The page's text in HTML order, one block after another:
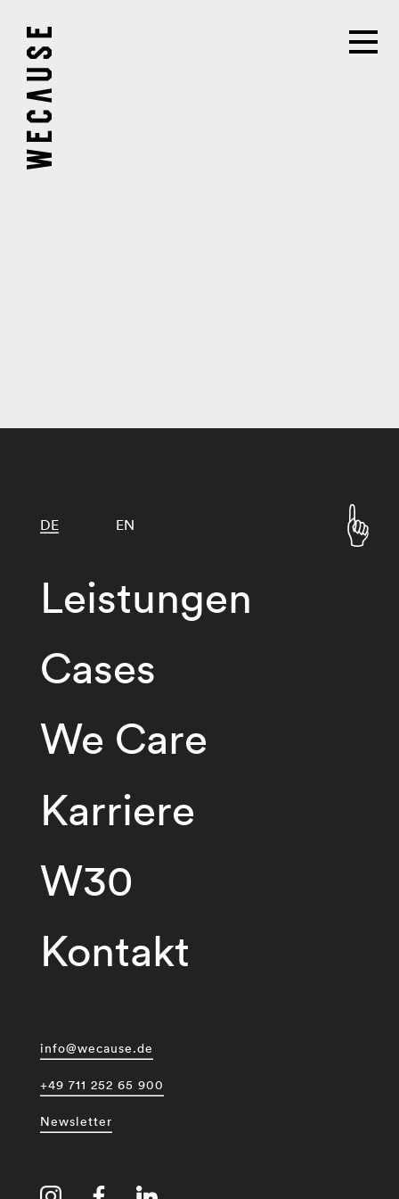
Leistungen
Cases
We Care
Karriere
W30
Kontakt
DE EN
info@wecause.de
+49 711 252 65 900
Newsletter